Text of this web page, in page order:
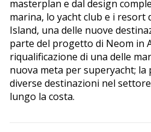
masterplan e dal design
marina, lo yacht club e i resort
Island, una delle nuove
parte del progetto di Neom in
riqualificazione di una delle
nuova meta per superyacht;
diverse destinazioni nel
lungo la costa.